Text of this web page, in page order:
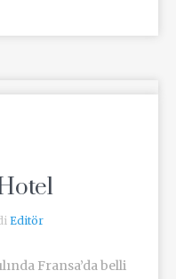
Editör
Fransa’da belli